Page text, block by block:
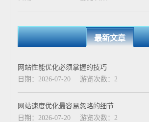
最新文章
网站性能优化必须掌握的技巧
日期：2026-07-20
游览次数：2
网站速度优化最容易忽略的细节
日期：2026-07-20
游览次数：2